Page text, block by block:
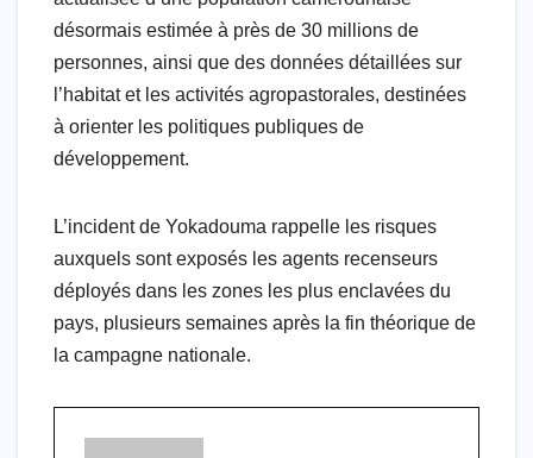
désormais estimée à près de 30 millions de
personnes, ainsi que des données détaillées sur
l’habitat et les activités agropastorales, destinées
à orienter les politiques publiques de
développement.
L’incident de Yokadouma rappelle les risques
auxquels sont exposés les agents recenseurs
déployés dans les zones les plus enclavées du
pays, plusieurs semaines après la fin théorique de
la campagne nationale.